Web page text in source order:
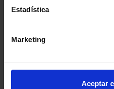
Estadística
Marketing
Aceptar
Blogs
Ahora también online